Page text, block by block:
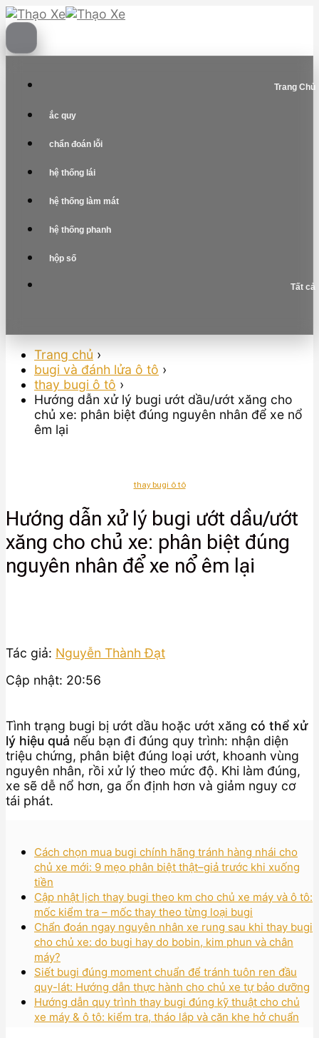
Skip
to
content
Trang Chủ
ắc quy
chẩn đoán lỗi
hệ thống lái
hệ thống làm mát
hệ thống phanh
hộp số
Tất cả
Trang chủ ›
bugi và đánh lửa ô tô ›
thay bugi ô tô ›
Hướng dẫn xử lý bugi ướt dầu/ướt xăng cho
chủ xe: phân biệt đúng nguyên nhân để xe nổ
êm lại
thay bugi ô tô
Hướng dẫn xử lý bugi ướt dầu/ướt
xăng cho chủ xe: phân biệt đúng
nguyên nhân để xe nổ êm lại
Tác giả: Nguyễn Thành Đạt
Cập nhật: 20:56
Tình trạng bugi bị ướt dầu hoặc ướt xăng có thể xử
lý hiệu quả nếu bạn đi đúng quy trình: nhận diện
triệu chứng, phân biệt đúng loại ướt, khoanh vùng
nguyên nhân, rồi xử lý theo mức độ. Khi làm đúng,
xe sẽ dễ nổ hơn, ga ổn định hơn và giảm nguy cơ
tái phát.
Cách chọn mua bugi chính hãng tránh hàng nhái cho
chủ xe mới: 9 mẹo phân biệt thật–giả trước khi xuống
tiền
Cập nhật lịch thay bugi theo km cho chủ xe máy và ô tô:
mốc kiểm tra – mốc thay theo từng loại bugi
Chẩn đoán ngay nguyên nhân xe rung sau khi thay bugi
cho chủ xe: do bugi hay do bobin, kim phun và chân
máy?
Siết bugi đúng moment chuẩn để tránh tuôn ren đầu
quy-lát: Hướng dẫn thực hành cho chủ xe tự bảo dưỡng
Hướng dẫn quy trình thay bugi đúng kỹ thuật cho chủ
xe máy & ô tô: kiểm tra, tháo lắp và căn khe hở chuẩn